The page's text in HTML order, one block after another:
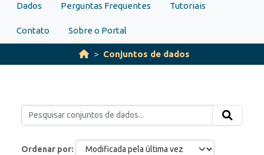
Dados Perguntas Frequentes Tutoriais
Contato Sobre o Portal
Conjuntos de dados
Ordenar por